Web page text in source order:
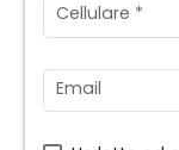
Cellulare *
Email